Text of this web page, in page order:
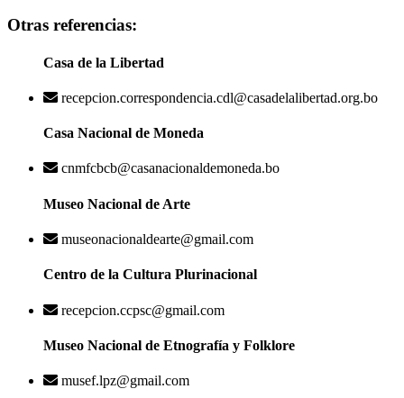
Otras referencias:
Casa de la Libertad
recepcion.correspondencia.cdl@casadelalibertad.org.bo
Casa Nacional de Moneda
cnmfcbcb@casanacionaldemoneda.bo
Museo Nacional de Arte
museonacionaldearte@gmail.com
Centro de la Cultura Plurinacional
recepcion.ccpsc@gmail.com
Museo Nacional de Etnografía y Folklore
musef.lpz@gmail.com